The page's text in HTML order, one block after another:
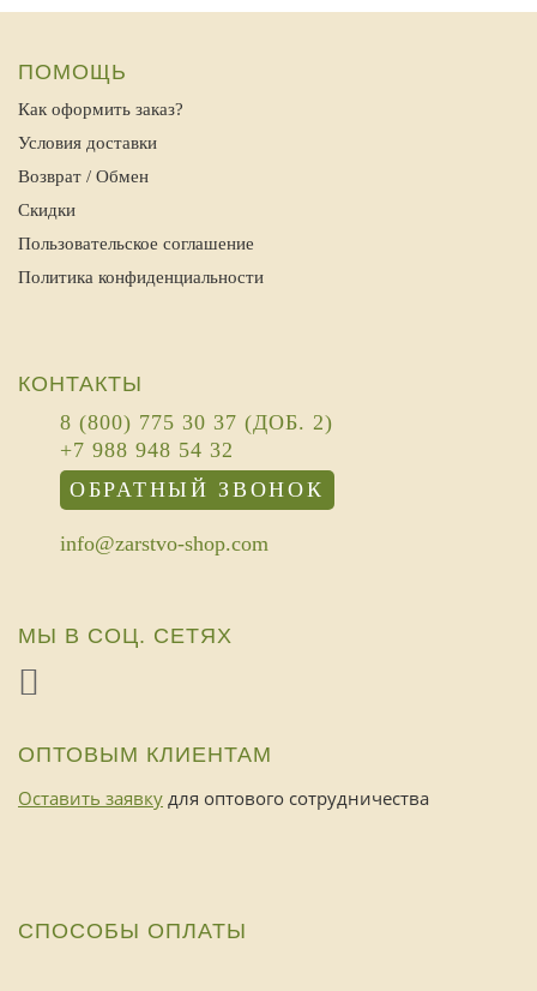
ПОМОЩЬ
Как оформить заказ?
Условия доставки
Возврат / Обмен
Скидки
Пользовательское соглашение
Политика конфиденциальности
КОНТАКТЫ
8 (800) 775 30 37 (ДОБ. 2)
+7 988 948 54 32
ОБРАТНЫЙ ЗВОНОК
info@zarstvo-shop.com
МЫ В СОЦ. СЕТЯХ
ОПТОВЫМ КЛИЕНТАМ
Оставить заявку для оптового сотрудничества
СПОСОБЫ ОПЛАТЫ